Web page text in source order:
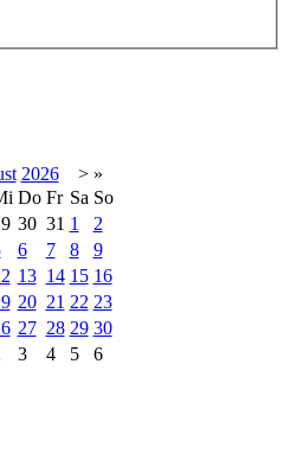
2026 > »
Do Fr Sa So
30 31 1
2
6 7 8
9
13 14 15 16
20 21 22 23
27 28 29 30
3 4 5 6